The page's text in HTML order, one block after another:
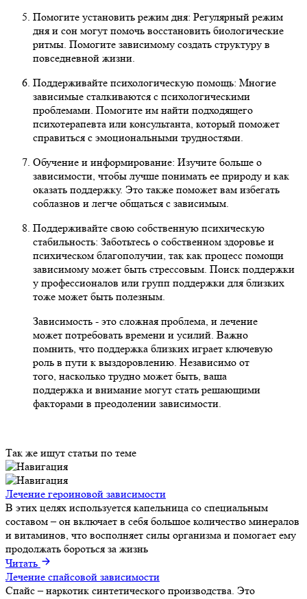
Помогите установить режим дня: Регулярный режим
дня и сон могут помочь восстановить биологические
ритмы. Помогите зависимому создать структуру в
повседневной жизни.
Поддерживайте психологическую помощь: Многие
зависимые сталкиваются с психологическими
проблемами. Помогите им найти подходящего
психотерапевта или консультанта, который поможет
справиться с эмоциональными трудностями.
Обучение и информирование: Изучите больше о
зависимости, чтобы лучше понимать ее природу и как
оказать поддержку. Это также поможет вам избегать
соблазнов и легче общаться с зависимым.
Поддерживайте свою собственную психическую
стабильность: Заботьтесь о собственном здоровье и
психическом благополучии, так как процесс помощи
зависимому может быть стрессовым. Поиск поддержки
у профессионалов или групп поддержки для близких
тоже может быть полезным.
Зависимость - это сложная проблема, и лечение
может потребовать времени и усилий. Важно
помнить, что поддержка близких играет ключевую
роль в пути к выздоровлению. Независимо от
того, насколько трудно может быть, ваша
поддержка и внимание могут стать решающими
факторами в преодолении зависимости.
Так же ищут статьи по теме
Лечение героиновой зависимости
В этих целях используется капельница со специальным
составом – он включает в себя большое количество минералов
и витаминов, что восполняет силы организма и помогает ему
продолжать бороться за жизнь
Читать
Лечение спайсовой зависимости
Спайс – наркотик синтетического производства. Это